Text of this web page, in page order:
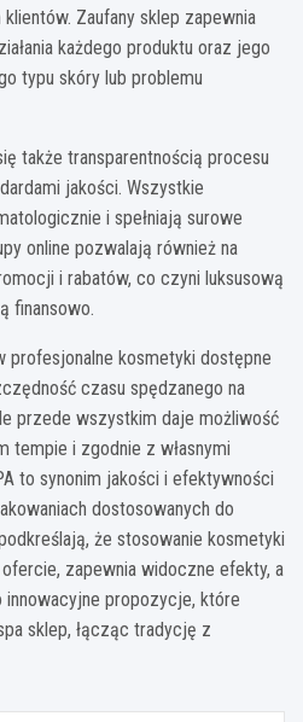
Zaufany sklep zapewnia
każdego produktu oraz jego
typu skóry lub problemu
także transparentnością procesu
jakości. Wszystkie
i spełniają surowe
online pozwalają również na
i rabatów, co czyni luksusową
finansowo.
profesjonalne kosmetyki dostępne
czasu spędzanego na
przede wszystkim daje możliwość
tempie i zgodnie z własnymi
to synonim jakości i efektywności
dostosowanych do
że stosowanie kosmetyki
zapewnia widoczne efekty, a
innowacyjne propozycje, które
sklep, łącząc tradycję z